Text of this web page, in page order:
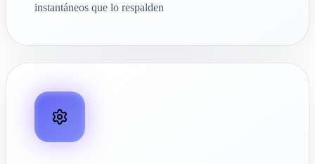
instantáneos que lo respalden